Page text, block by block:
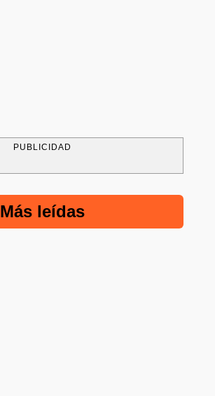
PUBLICIDAD
Más leídas